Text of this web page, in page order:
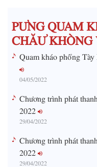
PƯNG QUAM
CHĂƯ KHÒNG
Quam kháo phổng
04/05/2022
Chương trình phát
2022
29/04/2022
Chương trình phát
2022
29/04/2022